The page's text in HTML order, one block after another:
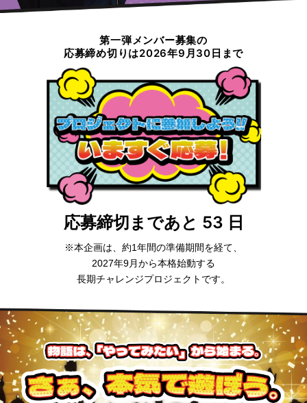
第一弾メンバー募集の
応募締め切りは2026年9月30日まで
応募締切まであと 53 日
※本企画は、約1年間の準備期間を経て、
2027年9月から本格始動する
長期チャレンジプロジェクトです。